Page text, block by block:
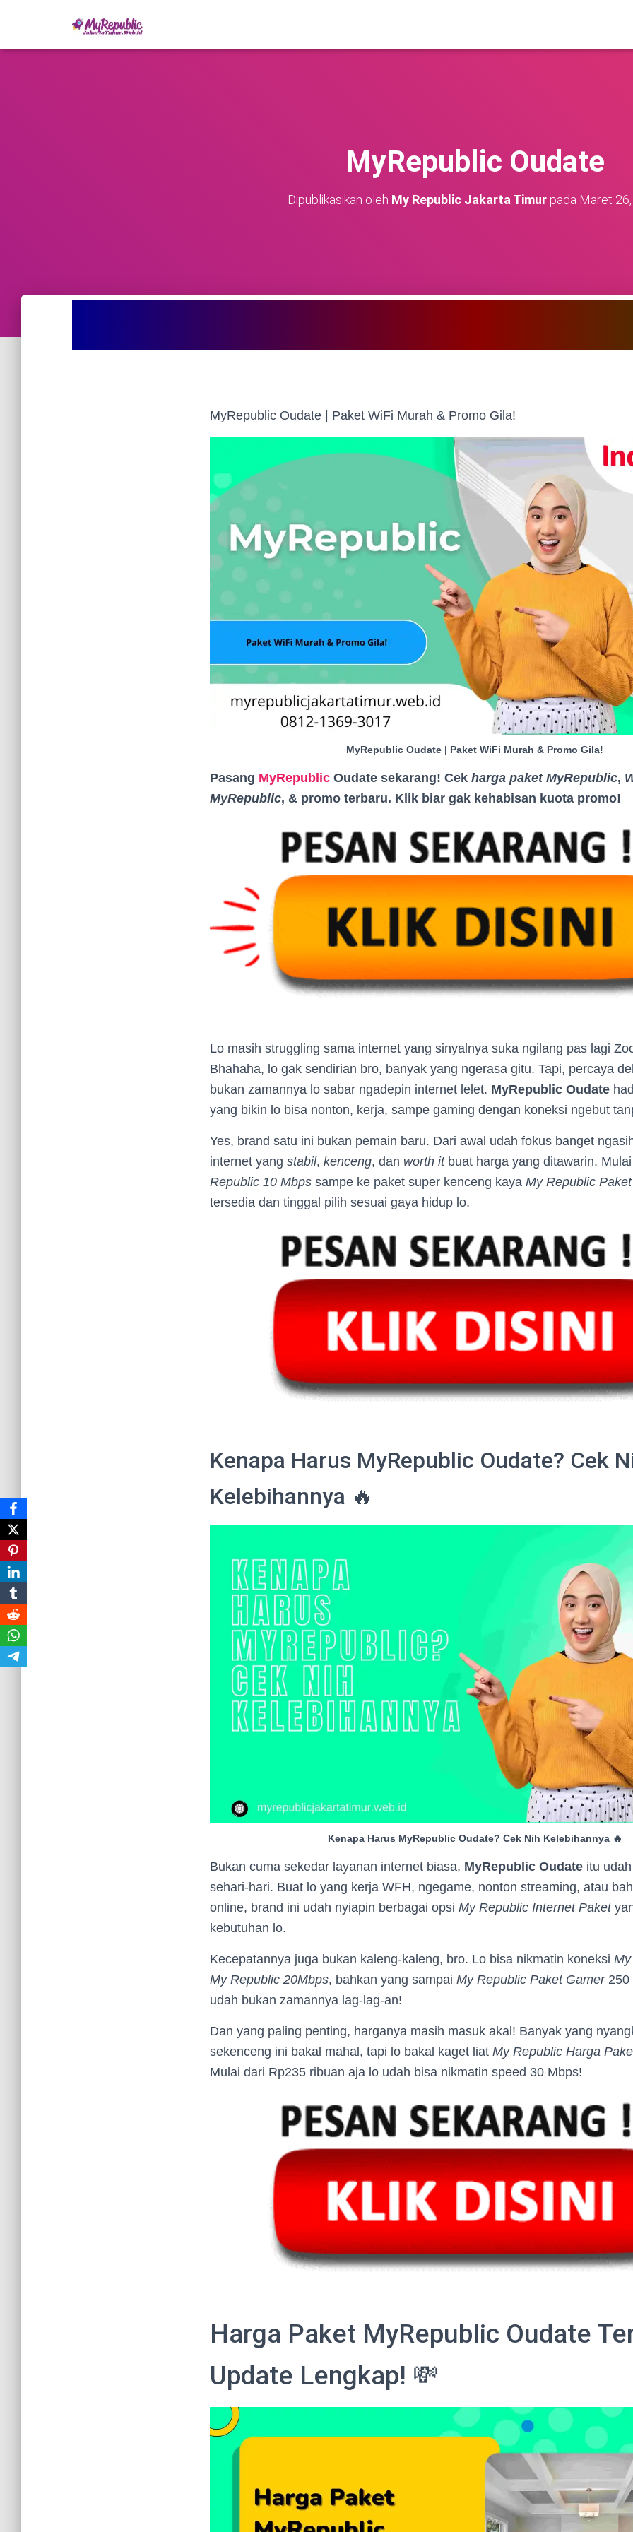
MyRepublic Oudate
Dipublikasikan oleh My Republic Jakarta Timurpada Maret
MyRepublic Oudate | Paket WiFi Murah & Promo Gila!
MyRepublic Oudate | Paket WiFi Murah & Promo Gila!
Pasang MyRepublic Oudate sekarang! Cek harga paket MyRepublic,
MyRepublic, & promo terbaru. Klik biar gak kehabisan kuota promo!
Lo masih struggling sama internet yang sinyalnya suka ngilang pas lagi
Bhahaha, lo gak sendirian bro, banyak yang ngerasa gitu. Tapi, percaya
bukan zamannya lo sabar ngadepin internet lelet. MyRepublic Oudate
yang bikin lo bisa nonton, kerja, sampe gaming dengan koneksi ngebut
Yes, brand satu ini bukan pemain baru. Dari awal udah fokus banget
internet yang stabil, kenceng, dan worth itbuat harga yang ditawarin.
Republic 10 Mbps sampe ke paket super kenceng kaya My Republic
tersedia dan tinggal pilih sesuai gaya hidup lo.
Kenapa Harus MyRepublic Oudate? Cek
Kelebihannya 🔥
Kenapa Harus MyRepublic Oudate? Cek Nih Kelebihannya 🔥
Bukan cuma sekedar layanan internet biasa, MyRepublic Oudate itu
sehari-hari. Buat lo yang kerja WFH, ngegame, nonton streaming, atau
online, brand ini udah nyiapin berbagai opsi My Republic Internet Paket
kebutuhan lo.
Kecepatannya juga bukan kaleng-kaleng, bro. Lo bisa nikmatin koneksi
My Republic 20Mbps, bahkan yang sampai My Republic Paket Gamer250
udah bukan zamannya lag-lag-an!
Dan yang paling penting, harganya masih masuk akal! Banyak yang
sekenceng ini bakal mahal, tapi lo bakal kaget liat My Republic Harga
Mulai dari Rp235 ribuan aja lo udah bisa nikmatin speed 30 Mbps!
Harga Paket MyRepublic Oudate
Update Lengkap! 💸